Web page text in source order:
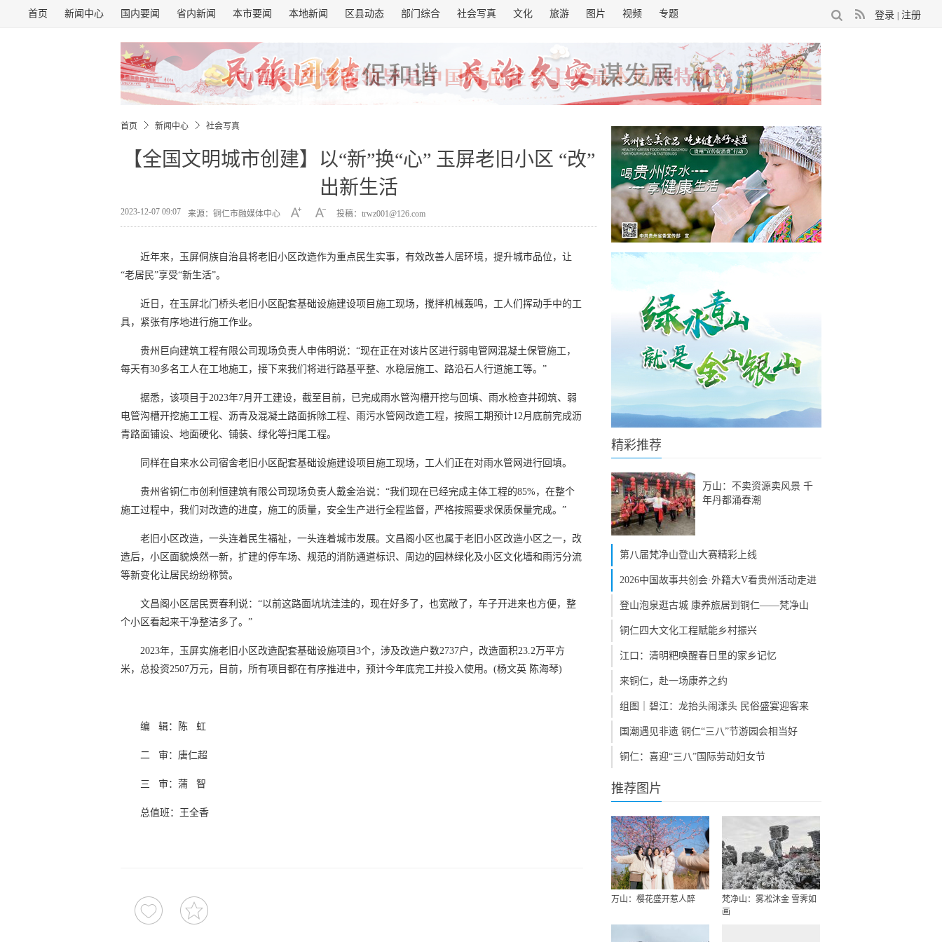
登录 注册
首页 新闻中心 国内要闻 省内新闻 本市要闻 本地新闻 区县动态 部门综合 社会写真 文化 旅游 图片 视频 专题
首页 新闻中心 社会写真
【全国文明城市创建】以“新”换“心” 玉屏老旧小区 “改”
出新生活
2023-12-07 09:07 来源：铜仁市融媒体中心 投稿：trwz001@126.com
近年来，玉屏侗族自治县将老旧小区改造作为重点民生实事，有效改善人居环境，提升城市品位，让
“老居民”享受“新生活”。
近日，在玉屏北门桥头老旧小区配套基础设施建设项目施工现场，搅拌机械轰鸣，工人们挥动手中的工
具，紧张有序地进行施工作业。
贵州巨向建筑工程有限公司现场负责人申伟明说：“现在正在对该片区进行弱电管网混凝土保管施工，
每天有30多名工人在工地施工，接下来我们将进行路基平整、水稳层施工、路沿石人行道施工等。”
据悉，该项目于2023年7月开工建设，截至目前，已完成雨水管沟槽开挖与回填、雨水检查井砌筑、弱
电管沟槽开挖施工工程、沥青及混凝土路面拆除工程、雨污水管网改造工程，按照工期预计12月底前完成沥
青路面铺设、地面硬化、铺装、绿化等扫尾工程。
同样在自来水公司宿舍老旧小区配套基础设施建设项目施工现场，工人们正在对雨水管网进行回填。
贵州省铜仁市创利恒建筑有限公司现场负责人戴金治说：“我们现在已经完成主体工程的85%，在整个
施工过程中，我们对改造的进度，施工的质量，安全生产进行全程监督，严格按照要求保质保量完成。”
老旧小区改造，一头连着民生福祉，一头连着城市发展。文昌阁小区也属于老旧小区改造小区之一，改
造后，小区面貌焕然一新，扩建的停车场、规范的消防通道标识、周边的园林绿化及小区文化墙和雨污分流
等新变化让居民纷纷称赞。
文昌阁小区居民贾春利说：“以前这路面坑坑洼洼的，现在好多了，也宽敞了，车子开进来也方便，整
个小区看起来干净整洁多了。”
2023年，玉屏实施老旧小区改造配套基础设施项目3个，涉及改造户数2737户，改造面积23.2万平方
米，总投资2507万元，目前，所有项目都在有序推进中，预计今年底完工并投入使用。(杨文英 陈海琴)
编 辑：陈 虹
二 审：唐仁超
三 审：蒲 智
总值班：王全香
精彩推荐
万山：不卖资源卖风景 千
年丹都涌春潮
第八届梵净山登山大赛精彩上线
2026中国故事共创会·外籍大V看贵州活动走进
登山泡泉逛古城 康养旅居到铜仁——梵净山
铜仁四大文化工程赋能乡村振兴
江口：清明粑唤醒春日里的家乡记忆
来铜仁，赴一场康养之约
组图｜碧江：龙抬头闹漾头 民俗盛宴迎客来
国潮遇见非遗 铜仁“三八”节游园会相当好
铜仁：喜迎“三八”国际劳动妇女节
推荐图片
万山：樱花盛开惹人醉
梵净山：雾凇沐金 雪霁如
画